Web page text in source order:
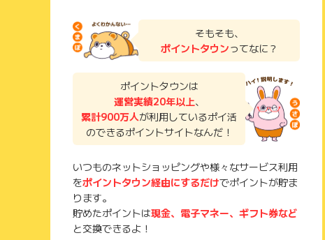
そもそも、
ポイントタウンってなに？
ポイントタウンは
運営実績20年以上、
累計900万人が利用しているポイ活
のできるポイントサイトなんだ！
いつものネットショッピングや様々なサービス利用
をポイントタウン経由にするだけでポイントが貯ま
ります。
貯めたポイントは現金、電子マネー、ギフト券など
と交換できるよ！